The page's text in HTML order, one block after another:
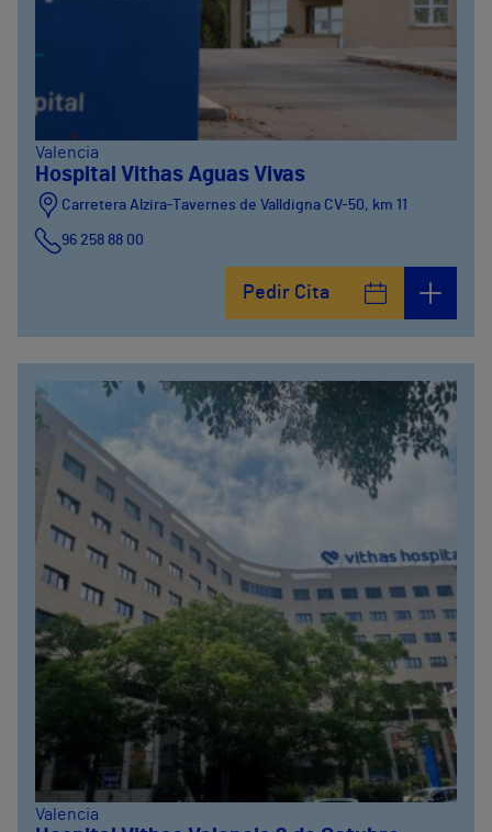
Valencia
Hospital Vithas Aguas Vivas
Carretera Alzira-Tavernes de Valldigna CV-50, km 11
96 258 88 00
Pedir Cita
Valencia